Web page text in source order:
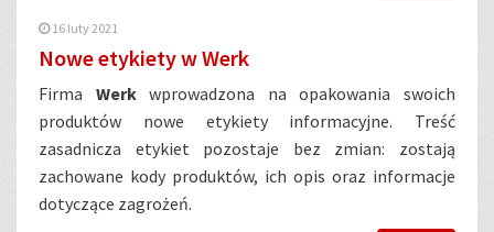
16 luty 2021
Nowe etykiety w Werk
Firma Werkwprowadzona na opakowania swoich
produktów nowe etykiety informacyjne. Treść
zasadnicza etykiet pozostaje bez zmian: zostają
zachowane kody produktów, ich opis oraz informacje
dotyczące zagrożeń.